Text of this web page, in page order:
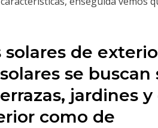
solares de
se
jardines
como de